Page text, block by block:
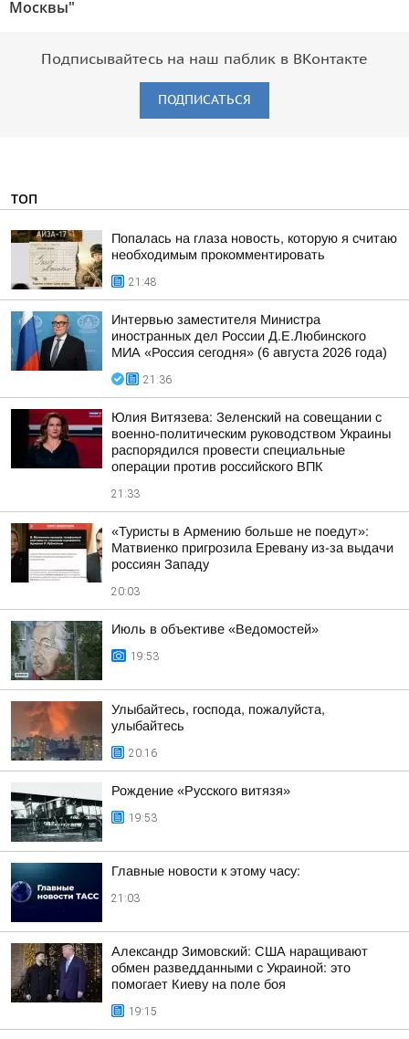
Москвы"
Подписывайтесь на наш паблик в ВКонтакте
ПОДПИСАТЬСЯ
ТОП
Попалась на глаза новость, которую я считаю
необходимым прокомментировать
21:48
Интервью заместителя Министра
иностранных дел России Д.Е.Любинского
МИА «Россия сегодня» (6 августа 2026 года)
21:36
Юлия Витязева: Зеленский на совещании с
военно-политическим руководством Украины
распорядился провести специальные
операции против российского ВПК
21:33
«Туристы в Армению больше не поедут»:
Матвиенко пригрозила Еревану из-за выдачи
россиян Западу
20:03
Июль в объективе «Ведомостей»
19:53
Улыбайтесь, господа, пожалуйста,
улыбайтесь
20:16
Рождение «Русского витязя»
19:53
Главные новости к этому часу:
21:03
Александр Зимовский: США наращивают
обмен разведданными с Украиной: это
помогает Киеву на поле боя
19:15